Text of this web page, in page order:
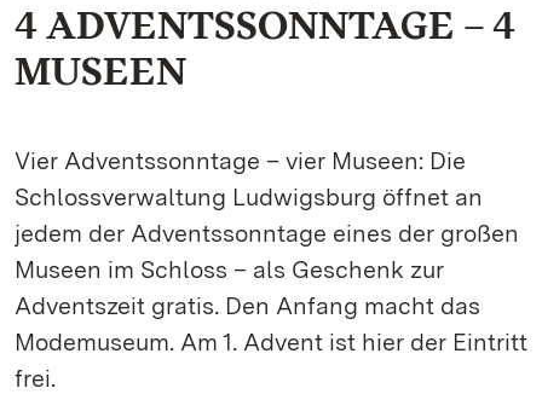
4 ADVENTSSONNTAGE – 4
MUSEEN
Vier Adventssonntage – vier Museen: Die
Schlossverwaltung Ludwigsburg öffnet an
jedem der Adventssonntage eines der großen
Museen im Schloss – als Geschenk zur
Adventszeit gratis. Den Anfang macht das
Modemuseum. Am 1. Advent ist hier der Eintritt
frei.